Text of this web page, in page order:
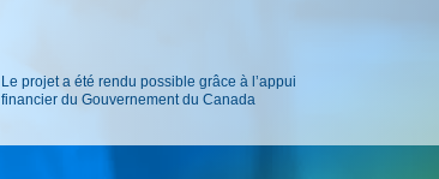
Le projet a été rendu possible grâce à l’appui
financier du Gouvernement du Canada